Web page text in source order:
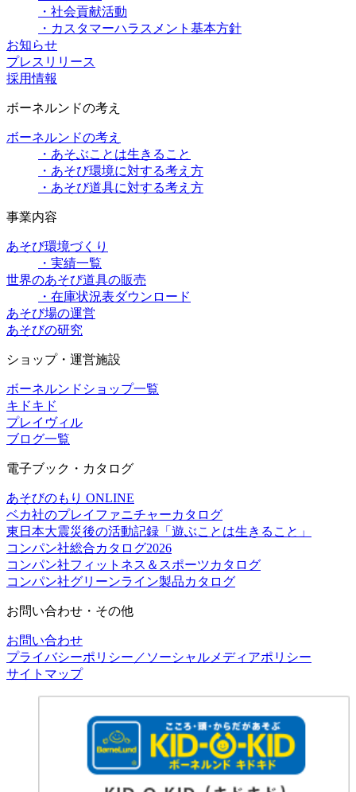
・社会貢献活動
・カスタマーハラスメント基本方針
お知らせ
プレスリリース
採用情報
ボーネルンドの考え
ボーネルンドの考え
・あそぶことは生きること
・あそび環境に対する考え方
・あそび道具に対する考え方
事業内容
あそび環境づくり
・実績一覧
世界のあそび道具の販売
・在庫状況表ダウンロード
あそび場の運営
あそびの研究
ショップ・運営施設
ボーネルンドショップ一覧
キドキド
プレイヴィル
ブログ一覧
電子ブック・カタログ
あそびのもり ONLINE
ベカ社のプレイファニチャーカタログ
東日本大震災後の活動記録「遊ぶことは生きること」
コンパン社総合カタログ2026
コンパン社フィットネス＆スポーツカタログ
コンパン社グリーンライン製品カタログ
お問い合わせ・その他
お問い合わせ
プライバシーポリシー／ソーシャルメディアポリシー
サイトマップ